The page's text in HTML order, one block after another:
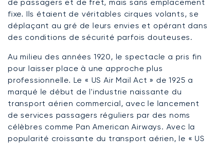
de passagers et de fret, mais sans emplacement
fixe. Ils étaient de véritables cirques volants, se
déplaçant au gré de leurs envies et opérant dans
des conditions de sécurité parfois douteuses.
Au milieu des années 1920, le spectacle a pris fin
pour laisser place à une approche plus
professionnelle. Le « US Air Mail Act » de 1925 a
marqué le début de l'industrie naissante du
transport aérien commercial, avec le lancement
de services passagers réguliers par des noms
célèbres comme Pan American Airways. Avec la
popularité croissante du transport aérien, le « US